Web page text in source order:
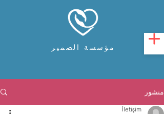
مؤسسة الضمير
منشور
İletişim